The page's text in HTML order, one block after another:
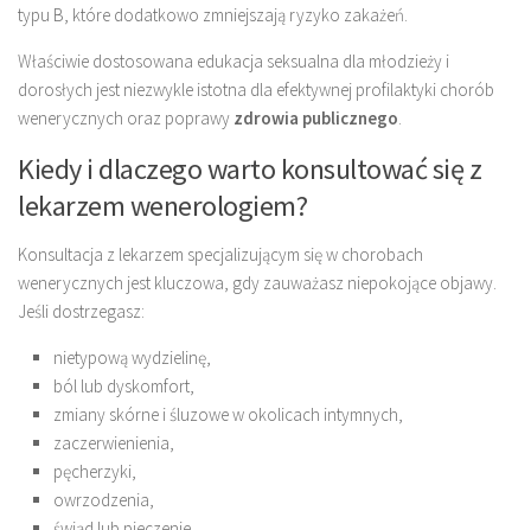
typu B, które dodatkowo zmniejszają ryzyko zakażeń.
Właściwie dostosowana edukacja seksualna dla młodzieży i
dorosłych jest niezwykle istotna dla efektywnej profilaktyki chorób
wenerycznych oraz poprawy zdrowia publicznego.
Kiedy i dlaczego warto konsultować się z
lekarzem wenerologiem?
Konsultacja z lekarzem specjalizującym się w chorobach
wenerycznych jest kluczowa, gdy zauważasz niepokojące objawy.
Jeśli dostrzegasz:
nietypową wydzielinę,
ból lub dyskomfort,
zmiany skórne i śluzowe w okolicach intymnych,
zaczerwienienia,
pęcherzyki,
owrzodzenia,